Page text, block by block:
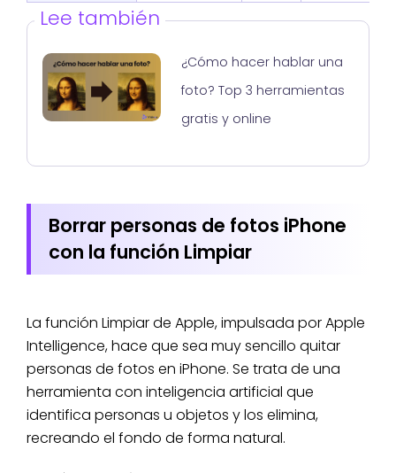
Lee también
¿Cómo hacer hablar una
foto? Top 3 herramientas
gratis y online
Borrar personas de fotos iPhone
con la función Limpiar
La función Limpiar de Apple, impulsada por Apple
Intelligence, hace que sea muy sencillo quitar
personas de fotos en iPhone. Se trata de una
herramienta con inteligencia artificial que
identifica personas u objetos y los elimina,
recreando el fondo de forma natural.